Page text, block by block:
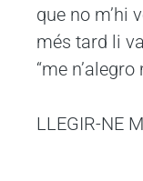
que no m’hi
més tard li
“me
LLEGIR-NE